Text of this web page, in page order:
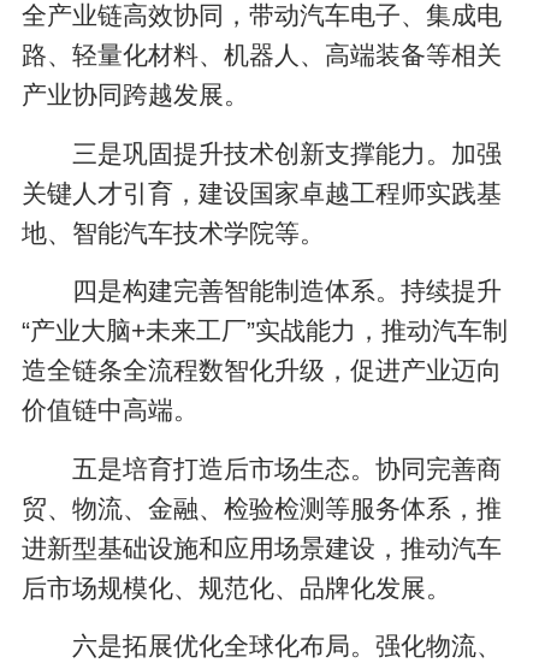
全产业链高效协同，带动汽车电子、集成电
路、轻量化材料、机器人、高端装备等相关
产业协同跨越发展。
三是巩固提升技术创新支撑能力。加强
关键人才引育，建设国家卓越工程师实践基
地、智能汽车技术学院等。
四是构建完善智能制造体系。持续提升
“产业大脑+未来工厂”实战能力，推动汽车制
造全链条全流程数智化升级，促进产业迈向
价值链中高端。
五是培育打造后市场生态。协同完善商
贸、物流、金融、检验检测等服务体系，推
进新型基础设施和应用场景建设，推动汽车
后市场规模化、规范化、品牌化发展。
六是拓展优化全球化布局。强化物流、